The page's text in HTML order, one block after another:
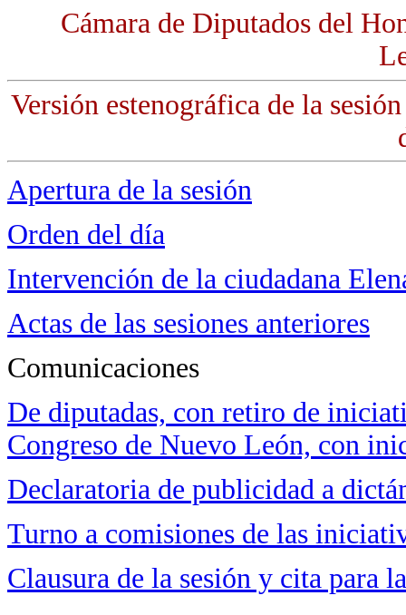
Cámara de Diputados del
Versión estenográfica de la
Apertura de la sesión
Orden del día
Intervención de la ciudadana
Actas de las sesiones anteriores
Comunicaciones
De diputadas, con retiro de
Congreso de Nuevo León, con
Declaratoria de publicidad a
Turno a comisiones de las
Clausura de la sesión y cita para